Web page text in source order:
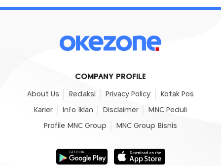
COMPANY PROFILE
About Us Redaksi Privacy Policy Kotak Pos
Karier Info Iklan Disclaimer MNC Peduli
Profile MNC Group MNC Group Bisnis